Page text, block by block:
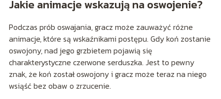
Jakie animacje wskazują na oswojenie?
Podczas prób oswajania, gracz może zauważyć różne
animacje, które są wskaźnikami postępu. Gdy koń zostanie
oswojony, nad jego grzbietem pojawią się
charakterystyczne czerwone serduszka. Jest to pewny
znak, że koń został oswojony i gracz może teraz na niego
wsiąść bez obaw o zrzucenie.